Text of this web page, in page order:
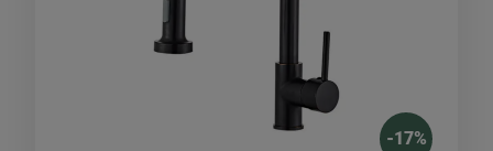
-17%